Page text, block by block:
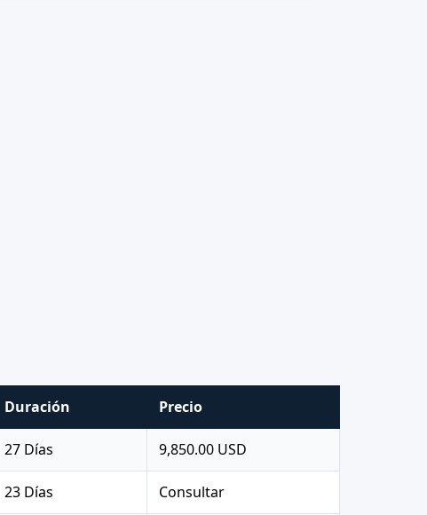
Duración Precio
27 Días 9,850.00 USD
23 Días Consultar